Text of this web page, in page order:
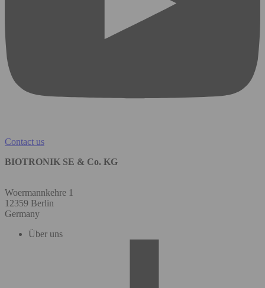
Contact us
BIOTRONIK SE & Co. KG
Woermannkehre 1
12359 Berlin
Germany
Über uns